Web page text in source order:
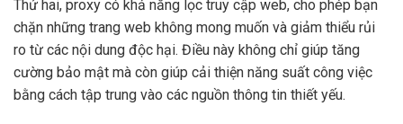
Thứ hai, proxy có khả năng lọc truy cập web, cho phép bạn
chặn những trang web không mong muốn và giảm thiểu rủi
ro từ các nội dung độc hại. Điều này không chỉ giúp tăng
cường bảo mật mà còn giúp cải thiện năng suất công việc
bằng cách tập trung vào các nguồn thông tin thiết yếu.